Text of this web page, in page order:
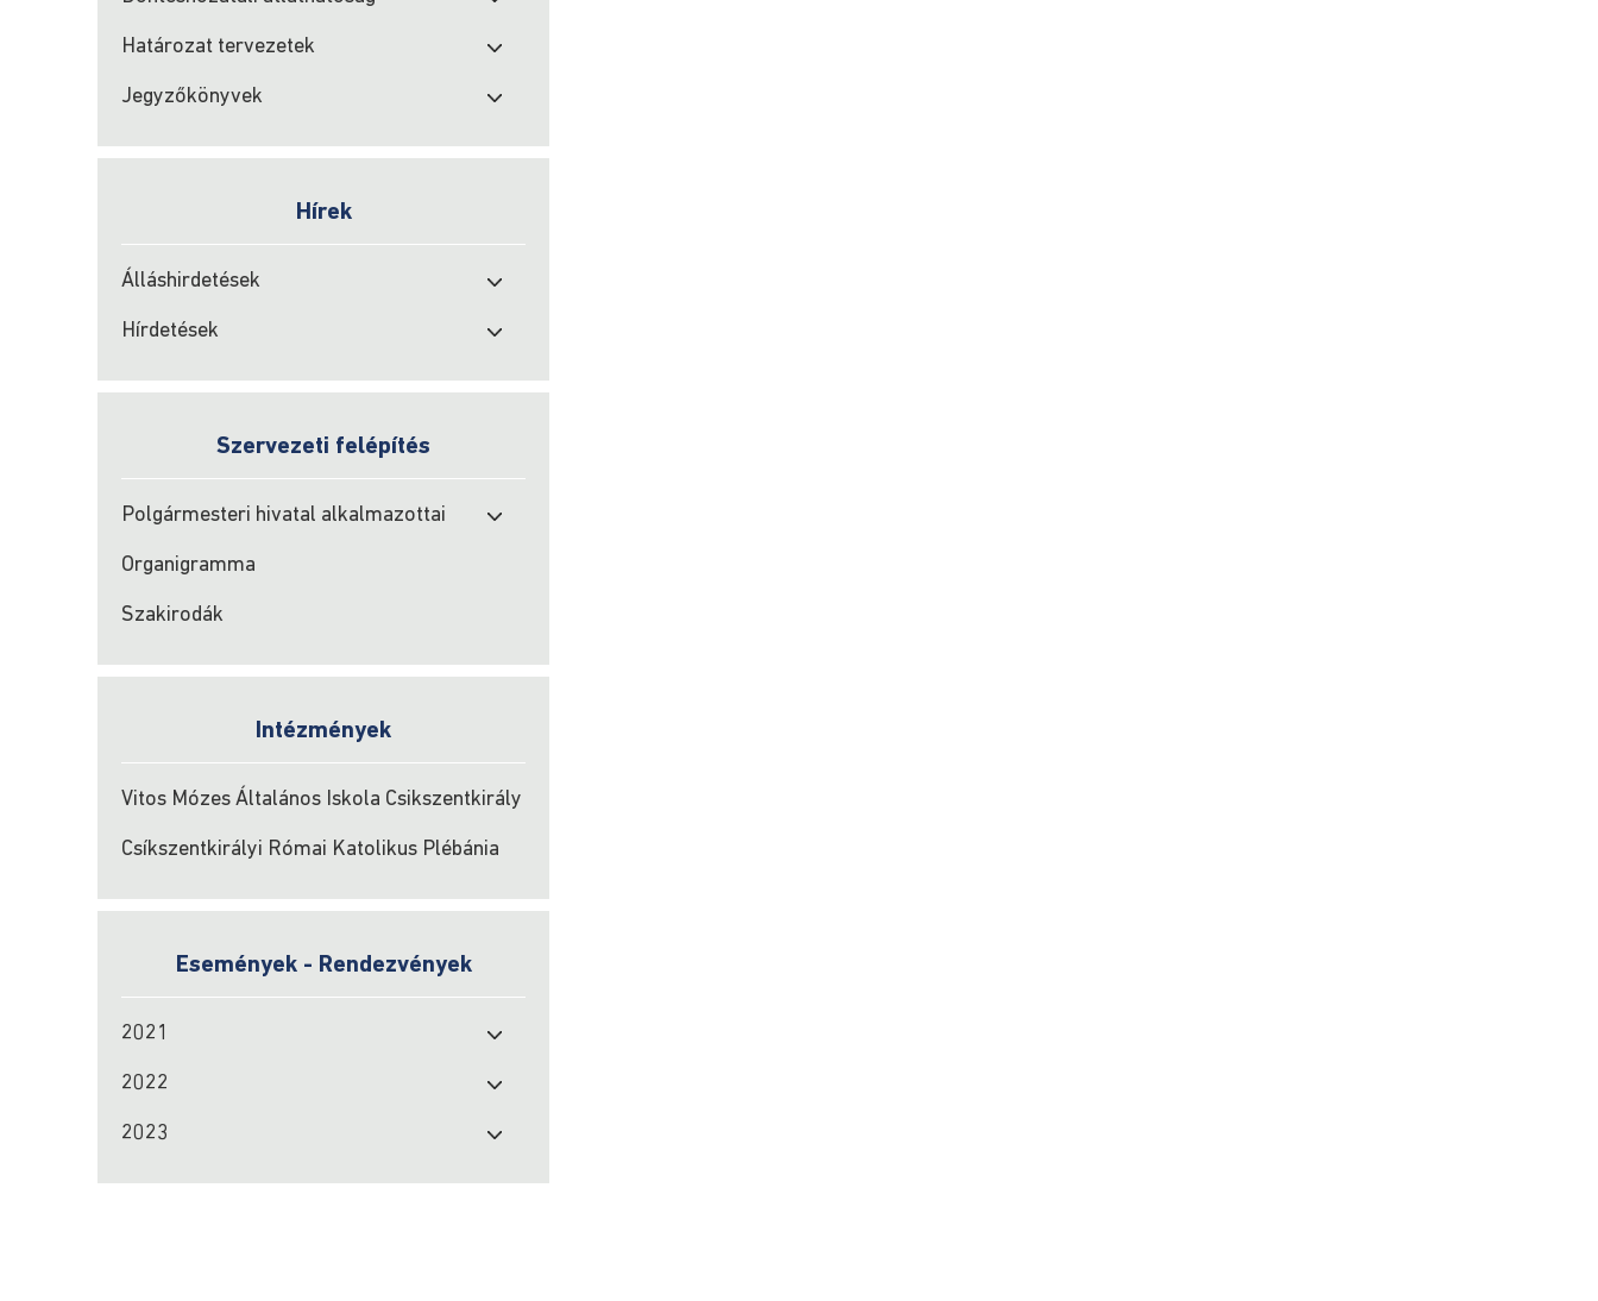
Határozat tervezetek
Jegyzőkönyvek
Hírek
Álláshirdetések
Hírdetések
Szervezeti felépítés
Polgármesteri hivatal alkalmazottai
Organigramma
Szakirodák
Intézmények
Vitos Mózes Általános Iskola Csikszentkirály
Csíkszentkirályi Római Katolikus Plébánia
Események - Rendezvények
2021
2022
2023